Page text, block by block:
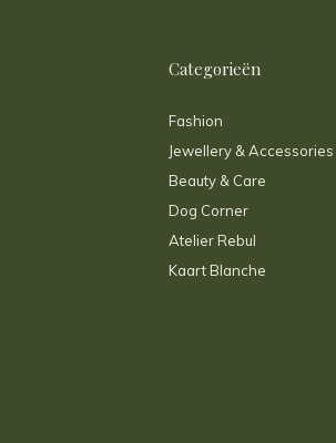
Categorieën
Fashion
Jewellery & Accessories
Beauty & Care
Dog Corner
Atelier Rebul
Kaart Blanche